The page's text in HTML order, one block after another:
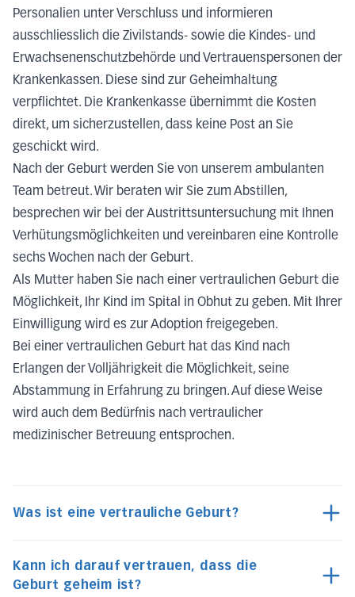
Personalien unter Verschluss und informieren
ausschliesslich die Zivilstands- sowie die Kindes- und
Erwachsenenschutzbehörde und Vertrauenspersonen der
Krankenkassen. Diese sind zur Geheimhaltung
verpflichtet. Die Krankenkasse übernimmt die Kosten
direkt, um sicherzustellen, dass keine Post an Sie
geschickt wird.
Nach der Geburt werden Sie von unserem ambulanten
Team betreut. Wir beraten wir Sie zum Abstillen,
besprechen wir bei der Austrittsuntersuchung mit Ihnen
Verhütungsmöglichkeiten und vereinbaren eine Kontrolle
sechs Wochen nach der Geburt.
Als Mutter haben Sie nach einer vertraulichen Geburt die
Möglichkeit, Ihr Kind im Spital in Obhut zu geben. Mit Ihrer
Einwilligung wird es zur Adoption freigegeben.
Bei einer vertraulichen Geburt hat das Kind nach
Erlangen der Volljährigkeit die Möglichkeit, seine
Abstammung in Erfahrung zu bringen. Auf diese Weise
wird auch dem Bedürfnis nach vertraulicher
medizinischer Betreuung entsprochen.
Was ist eine vertrauliche Geburt?
Kann ich darauf vertrauen, dass die
Geburt geheim ist?